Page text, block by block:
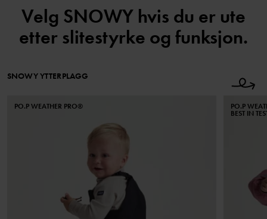
Velg SNOWY hvis du er ute
etter slitestyrke og funksjon.
SNOWY YTTERPLAGG
PO.P WEATHER PRO® PO.P
BEST IN